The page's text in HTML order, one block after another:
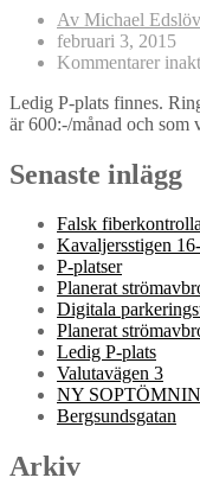
Av Michael Edslöv
februari 3, 2015
Kommentarer
Ledig P-plats finnes.
är 600:-/månad och
Senaste inlägg
Falsk
Kavaljersstigen
P-platser
Planerat
Digitala
Planerat
Ledig P-plats
Valutavägen 3
NY
Bergsundsgatan
Arkiv